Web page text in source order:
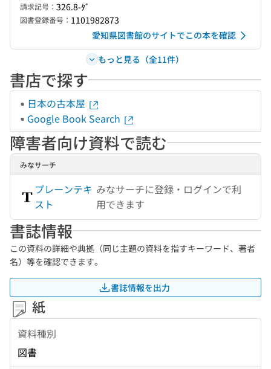
請求記号： 326.8-ﾀﾞ
図書登録番号： 1101982873
愛知県図書館のサイトでこの本を確認
もっと見る（全11件）
書店で探す
日本の古本屋
Google Book Search
障害者向け資料で読む
みなサーチ
プレーンテキ
スト
みなサーチに登録・ログインで利
用できます
書誌情報
この資料の詳細や典拠（同じ主題の資料を指すキーワード、著者
名）等を確認できます。
書誌情報を出力
紙
資料種別
図書